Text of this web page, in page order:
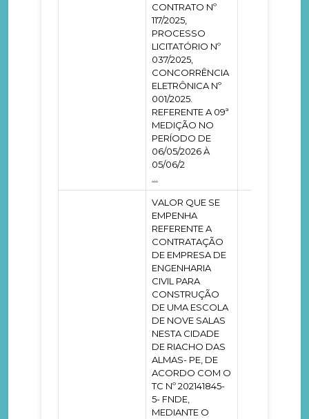
CONTRATO Nº
117/2025,
PROCESSO
LICITATÓRIO Nº
037/2025,
CONCORRÊNCIA
ELETRÔNICA Nº
001/2025.
REFERENTE A 09ª
MEDIÇÃO NO
PERÍODO DE
06/05/2026 À
05/06/2
VALOR QUE SE
EMPENHA
REFERENTE A
CONTRATAÇÃO
DE EMPRESA DE
ENGENHARIA
CIVIL PARA
CONSTRUÇÃO
DE UMA ESCOLA
DE NOVE SALAS
NESTA CIDADE
DE RIACHO DAS
ALMAS- PE, DE
ACORDO COM O
TC Nº 202141845-
5- FNDE,
MEDIANTE O